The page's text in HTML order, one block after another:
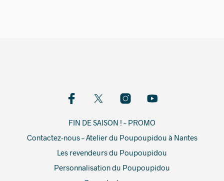
FIN DE SAISON ! – PROMO
Contactez-nous – Atelier du Poupoupidou à Nantes
Les revendeurs du Poupoupidou
Personnalisation du Poupoupidou